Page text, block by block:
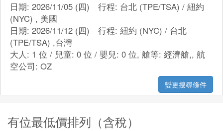
日期: 2026/11/05 (四) 行程: 台北 (TPE/TSA) / 紐約
(NYC) , 美國
日期: 2026/11/12 (四) 行程: 紐約 (NYC) / 台北
(TPE/TSA) ,台灣
大人: 1 位 / 兒童: 0 位 / 嬰兒: 0 位, 艙等: 經濟艙,, 航
空公司: OZ
變更搜尋條件
有位最低價排列（含稅）